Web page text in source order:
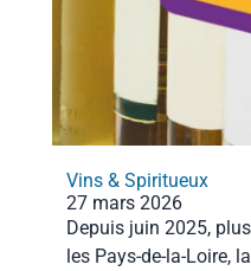
Vins & Spiritueux
27 mars 2026
Depuis juin 2025,
les Pays-de-la-Loire,